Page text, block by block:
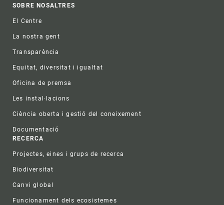
Footer
SOBRE NOSALTRES
El Centre
La nostra gent
Transparència
Equitat, diversitat i igualtat
Oficina de premsa
Les instal·lacions
Ciència oberta i gestió del coneixement
Documentació
RECERCA
Projectes, eines i grups de recerca
Biodiversitat
Canvi global
Funcionament dels ecosistemes